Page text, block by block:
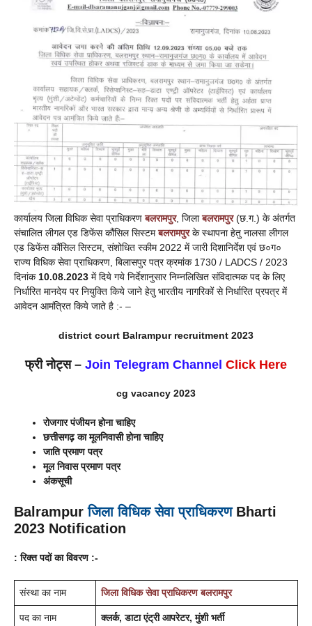
कार्यालय जिला विधिक सेवा प्राधिकरणबलरामपुर, जिलाबलरामपुर (छ.ग.) के अंतर्गत
संचालित लीगल एड डिफेंस कौंसिल सिस्टमबलरामपुर के स्थापना हेतु नालसा लीगल
एड डिफेंस कौंसिल सिस्टम, संशोधित स्कीम 2022 में जारी दिशानिर्देश एवं छ०ग०
राज्य विधिक सेवा प्राधिकरण, बिलासपुर पत्र क्रमांक 1730 / LADCS / 2023
दिनांक10.08.2023 में दिये गये निर्देशानुसार निम्नलिखित संविदात्मक पद के लिए
निर्धारित मानदेय पर नियुक्ति किये जाने हेतु भारतीय नागरिकों से निर्धारित प्रपत्र में
आवेदन आमंत्रित किये जाते है :- –
district court Balrampur recruitment 2023
फ्री नोट्स – Join Telegram Channel Click Here
cg vacancy 2023
रोजगार पंजीयन होना चाहिए
छत्तीसगढ़ का मूलनिवासी होना चाहिए
जाति प्रमाण पत्र
मूल निवास प्रमाण पत्र
अंकसूची
Balrampur जिला विधिक सेवा प्राधिकरण Bharti
2023 Notification
: रिक्त पदों का विवरण :-
संस्था का नाम जिला विधिक सेवा प्राधिकरण बलरामपुर
पद का नाम क्लर्क, डाटा एंट्री आपरेटर, मुंशी भर्ती